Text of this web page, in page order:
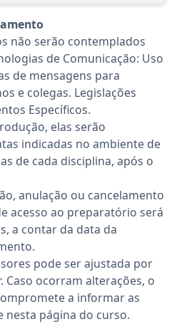
não serão contemplados
de Comunicação: Uso
de mensagens para
e colegas. Legislações
Específicos.
elas serão
indicadas no ambiente de
de cada disciplina, após o
anulação ou cancelamento
acesso ao preparatório será
a contar da data da
pode ser ajustada por
Caso ocorram alterações, o
a informar as
nesta página do curso.